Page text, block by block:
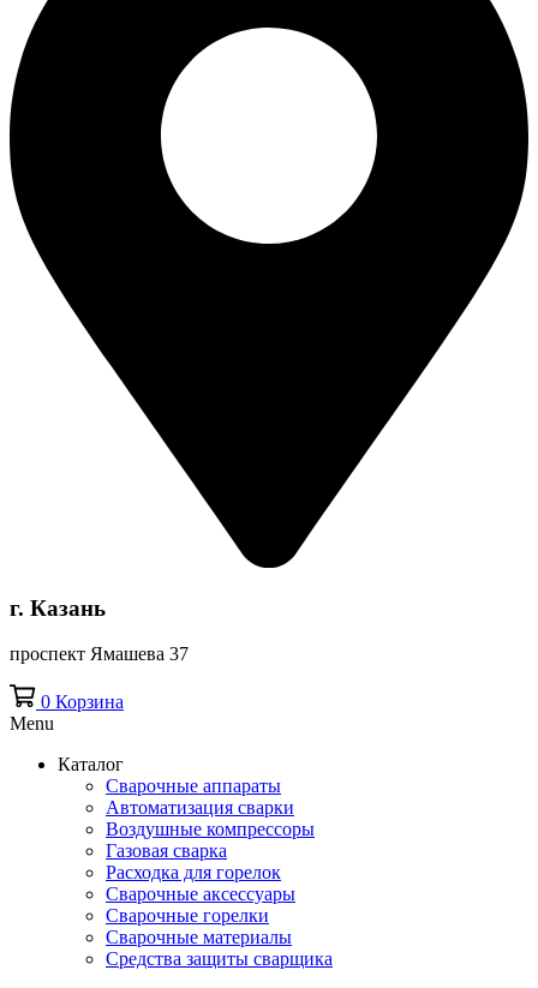
г. Казань
проспект Ямашева 37
0 Корзина
Menu
Каталог
Сварочные аппараты
Автоматизация сварки
Воздушные компрессоры
Газовая сварка
Расходка для горелок
Сварочные аксессуары
Сварочные горелки
Сварочные материалы
Средства защиты сварщика